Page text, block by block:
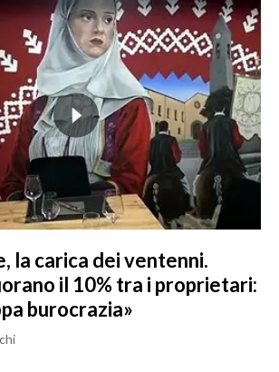
la carica dei ventenni.
il 10% tra i proprietari:
burocrazia»